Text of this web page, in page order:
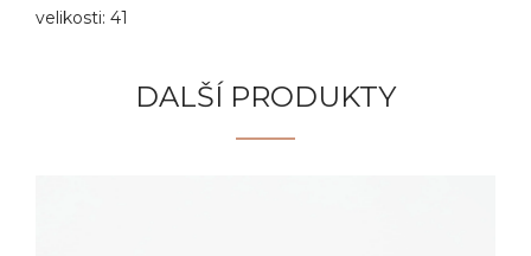
velikosti: 41
DALŠÍ PRODUKTY